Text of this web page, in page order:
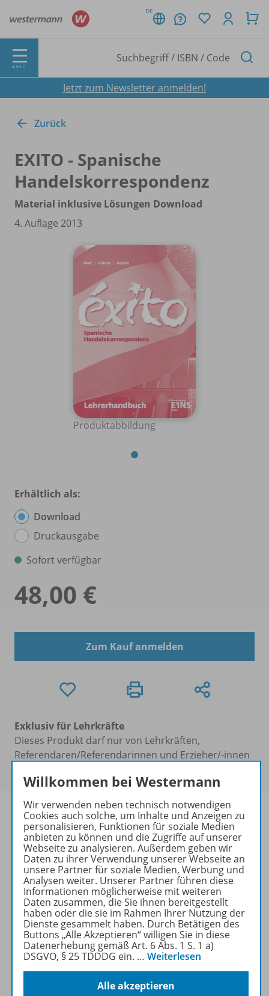
DE
MENÜ
Jetzt zum Newsletter anmelden!
Zurück
EXITO - Spanische
Handelskorrespondenz
Material inklusive Lösungen Download
4. Auflage 2013
Produktabbildung
Erhältlich als:
Download
Druckausgabe
Sofort verfügbar
48,00 €
Zum Kauf anmelden
Exklusiv für Lehrkräfte
Dieses Produkt darf nur von Lehrkräften,
Referendaren/Referendarinnen und Erzieher/-innen
Produktinformationen
Beschreibung
Zugehörige Produkte
Benachrichtigungs-Service
Willkommen bei Westermann
Wir verwenden neben technisch notwendigen
Cookies auch solche, um Inhalte und Anzeigen zu
personalisieren, Funktionen für soziale Medien
anbieten zu können und die Zugriffe auf unserer
Webseite zu analysieren. Außerdem geben wir
Daten zu ihrer Verwendung unserer Webseite an
unsere Partner für soziale Medien, Werbung und
Analysen weiter. Unserer Partner führen diese
Informationen möglicherweise mit weiteren
Daten zusammen, die Sie ihnen bereitgestellt
haben oder die sie im Rahmen Ihrer Nutzung der
Dienste gesammelt haben. Durch Betätigen des
Buttons „Alle Akzeptieren“ willigen Sie in diese
Datenerhebung gemäß Art. 6 Abs. 1 S. 1 a)
DSGVO, § 25 TDDDG ein. … Weiterlesen
Alle akzeptieren